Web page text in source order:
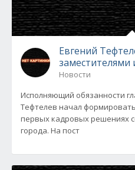
Евгений
заместителями
Новости
Исполняющий обязанности
Тефтелев начал
первых кадровых решениях
города. На пост